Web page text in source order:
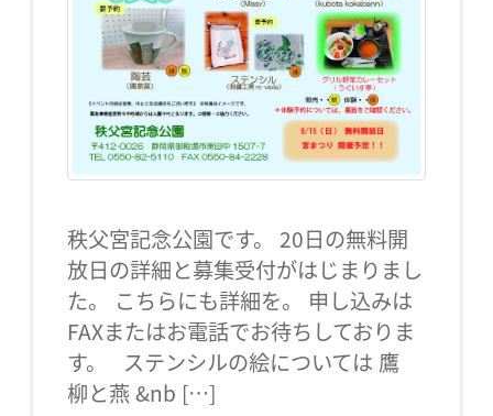
秩父宮記念公園です。 20日の無料開
放日の詳細と募集受付がはじまりまし
た。 こちらにも詳細を。 申し込みは
FAXまたはお電話でお待ちしておりま
す。 ステンシルの絵については 鷹
柳と燕 &nb […]